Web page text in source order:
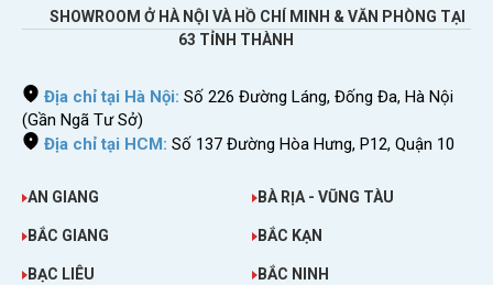
SHOWROOM Ở HÀ NỘI VÀ HỒ CHÍ MINH & VĂN PHÒNG TẠI
63 TỈNH THÀNH
Địa chỉ tại Hà Nội: Số 226 Đường Láng, Đống Đa, Hà Nội
(Gần Ngã Tư Sở)
Địa chỉ tại HCM: Số 137 Đường Hòa Hưng, P12, Quận 10
AN GIANG BÀ RỊA - VŨNG TÀU
BẮC GIANG BẮC KẠN
BẠC LIÊU BẮC NINH